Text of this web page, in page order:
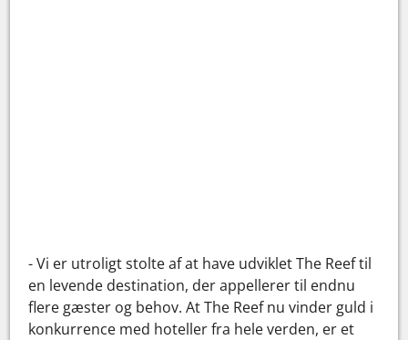
- Vi er utroligt stolte af at have udviklet The Reef til
en levende destination, der appellerer til endnu
flere gæster og behov. At The Reef nu vinder guld i
konkurrence med hoteller fra hele verden, er et